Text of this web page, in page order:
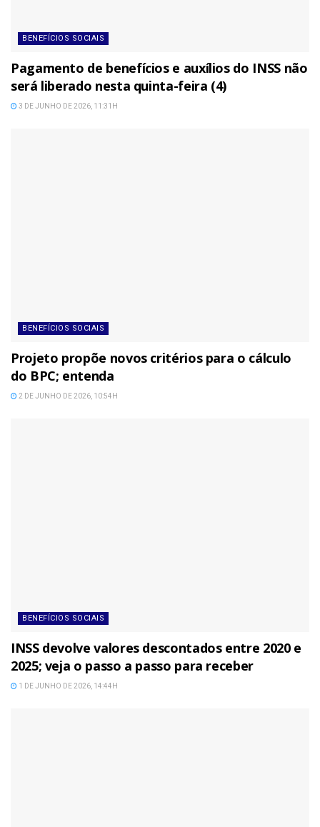
BENEFÍCIOS SOCIAIS
Pagamento de benefícios e auxílios do INSS não
será liberado nesta quinta-feira (4)
3 DE JUNHO DE 2026, 11:31H
BENEFÍCIOS SOCIAIS
Projeto propõe novos critérios para o cálculo
do BPC; entenda
2 DE JUNHO DE 2026, 10:54H
BENEFÍCIOS SOCIAIS
INSS devolve valores descontados entre 2020 e
2025; veja o passo a passo para receber
1 DE JUNHO DE 2026, 14:44H